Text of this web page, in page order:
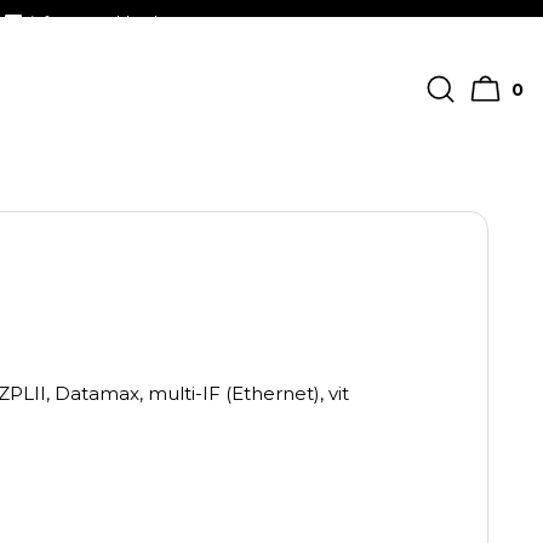
info@streckkodscenter.se
0
Datamax, multi-IF (Ethernet), vit